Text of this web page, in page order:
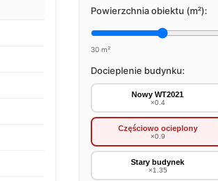
Powierzchnia obiektu (m²):
30 m²
Docieplenie budynku:
Nowy WT2021
×0.4
Częściowo ocieplony
×0.9
Stary budynek
×1.35